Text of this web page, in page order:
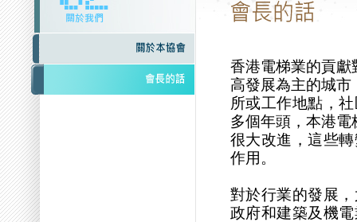
香港電梯業的貢
高發展為主的城
所或工作地點，
多個年頭，本港
很大改進，這些
作用。
對於行業的發展
政府和建築及機